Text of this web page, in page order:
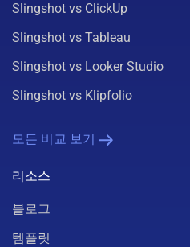
Slingshot vs ClickUp
Slingshot vs Tableau
Slingshot vs Looker Studio
Slingshot vs Klipfolio
모든 비교 보기
리소스
블로그
템플릿